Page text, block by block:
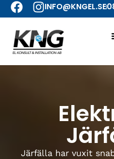
INFO@KNGEL.SE
Järfälla har vuxit